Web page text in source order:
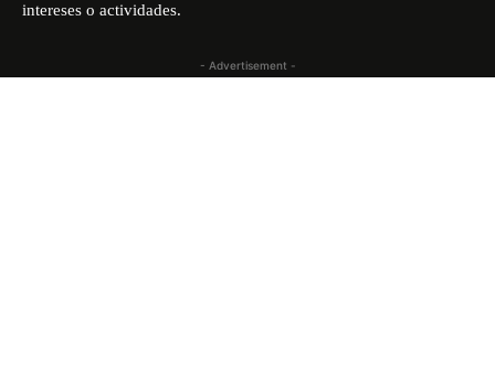
intereses o actividades.
- Advertisement -